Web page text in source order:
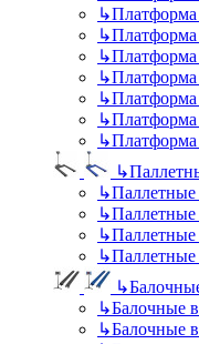
↳Платформа
↳Платформа
↳Платформа
↳Платформа
↳Платформа
↳Платформа
↳Платформа
↳
↳Паллетные
↳Паллетные
↳Паллетные
↳Паллетные
↳
↳Балочные
↳Балочные